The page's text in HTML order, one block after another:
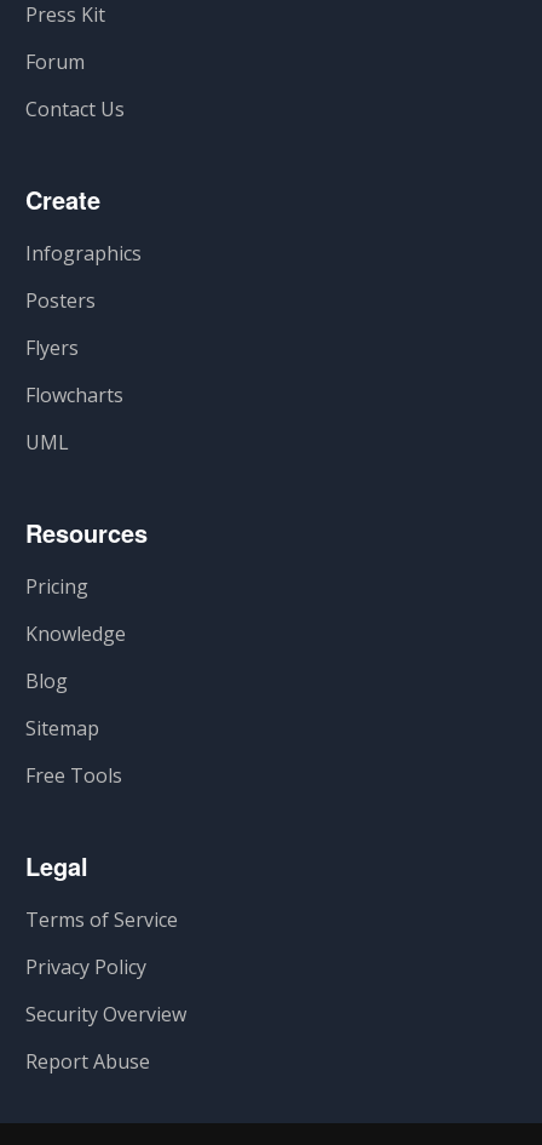
Press Kit
Forum
Contact Us
Create
Infographics
Posters
Flyers
Flowcharts
UML
Resources
Pricing
Knowledge
Blog
Sitemap
Free Tools
Legal
Terms of Service
Privacy Policy
Security Overview
Report Abuse